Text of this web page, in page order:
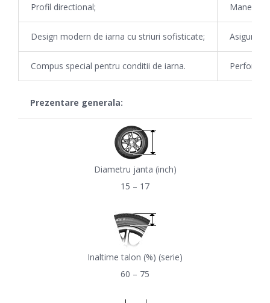
Profil directional;
Design modern de iarna cu striuri sofisticate; Asigura
Compus special pentru conditii de iarna.
Prezentare generala:
Diametru janta (inch)
15 – 17
Inaltime talon (%) (serie)
60 – 75